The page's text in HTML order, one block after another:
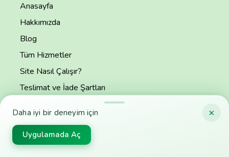
×
Daha iyi bir deneyim için
Uygulamada Aç
Anasayfa
Hakkımızda
Blog
Tüm Hizmetler
Site Nasıl Çalışır?
Teslimat ve İade Şartları
Kurumsal Üye Kullanıcı Sözleşmesi
Gizlilik Politikası
S.S.S